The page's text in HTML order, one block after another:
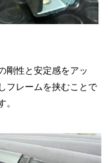
剛性と安定感をアッ
フレームを挟むことで
。